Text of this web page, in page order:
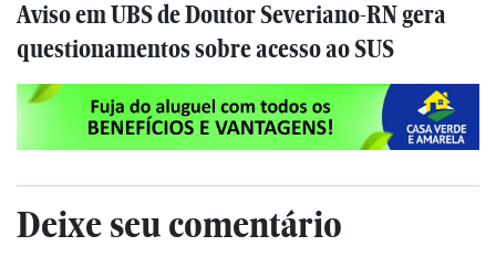
Aviso em UBS de Doutor Severiano-RN gera
questionamentos sobre acesso ao SUS
Deixe seu comentário